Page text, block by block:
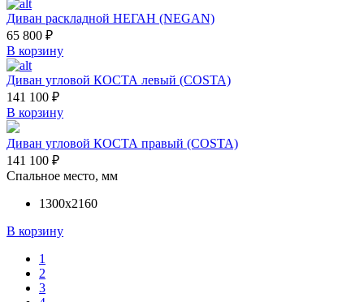
Диван раскладной НЕГАН (NEGAN)
65 800 ₽
В корзину
Диван угловой КОСТА левый (COSTA)
141 100 ₽
В корзину
Диван угловой КОСТА правый (COSTA)
141 100 ₽
Спальное место, мм
1300х2160
В корзину
1
2
3